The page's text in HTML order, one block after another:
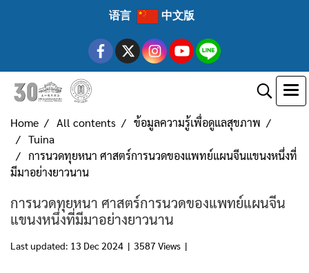
语言 中文版
Home All contents
ข้อมูลความรู้เพื่อดูแลสุขภาพ
Tuina
การนวดทุยหนา ศาสตร์การนวดของแพทย์แผนจีนแขนงหนึ่งที่
มีมาอย่างยาวนาน
การนวดทุยหนา ศาสตร์การนวดของแพทย์แผนจีน
แขนงหนึ่งที่มีมาอย่างยาวนาน
Last updated: 13 Dec 2024 | 3587 Views |